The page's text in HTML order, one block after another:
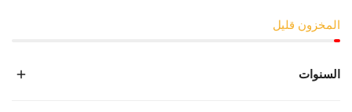
المخزون قليل
السنوات